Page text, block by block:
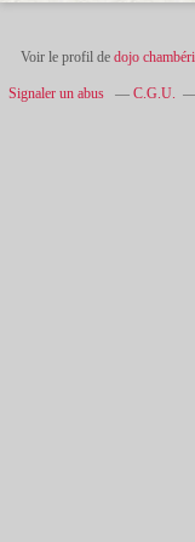
Voir le profil de dojo
Signaler un abus C.G.U.